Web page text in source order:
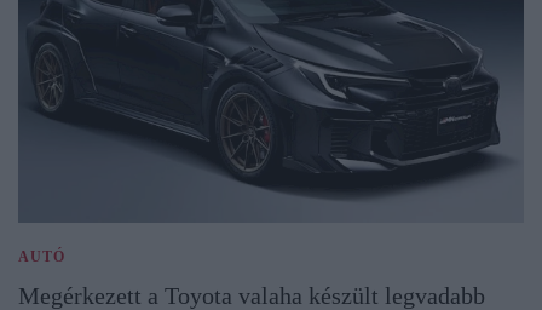
AUTÓ
Megérkezett a Toyota valaha készült legvadabb